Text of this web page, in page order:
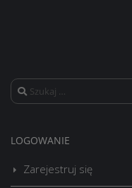
Szukaj:
LOGOWANIE
Zarejestruj się